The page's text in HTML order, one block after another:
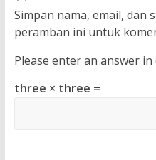
Simpan nama, email, dan
peramban ini untuk
Please enter an answer in
three × three =